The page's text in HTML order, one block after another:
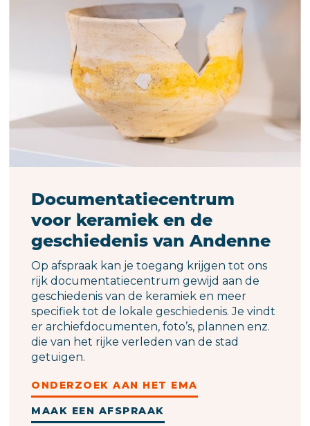
Documentatiecentrum
voor keramiek en de
geschiedenis van Andenne
Op afspraak kan je toegang krijgen tot ons
rijk documentatiecentrum gewijd aan de
geschiedenis van de keramiek en meer
specifiek tot de lokale geschiedenis. Je vindt
er archiefdocumenten, foto’s, plannen enz.
die van het rijke verleden van de stad
getuigen.
ONDERZOEK AAN HET EMA
MAAK EEN AFSPRAAK